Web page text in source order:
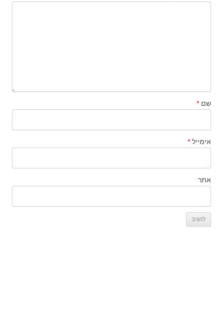
שם *
אימייל *
אתר